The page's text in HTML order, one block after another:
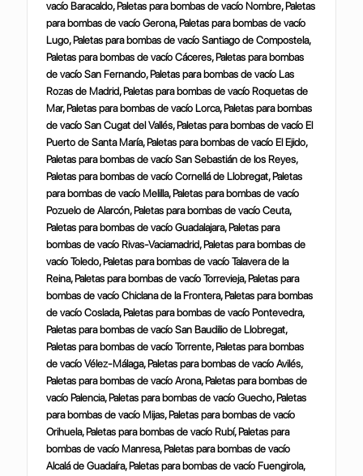
vacío Baracaldo, Paletas para bombas de vacío Nombre, Paletas
para bombas de vacío Gerona, Paletas para bombas de vacío
Lugo, Paletas para bombas de vacío Santiago de Compostela,
Paletas para bombas de vacío Cáceres, Paletas para bombas
de vacío San Fernando, Paletas para bombas de vacío Las
Rozas de Madrid, Paletas para bombas de vacío Roquetas de
Mar, Paletas para bombas de vacío Lorca, Paletas para bombas
de vacío San Cugat del Vallés, Paletas para bombas de vacío El
Puerto de Santa María, Paletas para bombas de vacío El Ejido,
Paletas para bombas de vacío San Sebastián de los Reyes,
Paletas para bombas de vacío Cornellá de Llobregat, Paletas
para bombas de vacío Melilla, Paletas para bombas de vacío
Pozuelo de Alarcón, Paletas para bombas de vacío Ceuta,
Paletas para bombas de vacío Guadalajara, Paletas para
bombas de vacío Rivas-Vaciamadrid, Paletas para bombas de
vacío Toledo, Paletas para bombas de vacío Talavera de la
Reina, Paletas para bombas de vacío Torrevieja, Paletas para
bombas de vacío Chiclana de la Frontera, Paletas para bombas
de vacío Coslada, Paletas para bombas de vacío Pontevedra,
Paletas para bombas de vacío San Baudilio de Llobregat,
Paletas para bombas de vacío Torrente, Paletas para bombas
de vacío Vélez-Málaga, Paletas para bombas de vacío Avilés,
Paletas para bombas de vacío Arona, Paletas para bombas de
vacío Palencia, Paletas para bombas de vacío Guecho, Paletas
para bombas de vacío Mijas, Paletas para bombas de vacío
Orihuela, Paletas para bombas de vacío Rubí, Paletas para
bombas de vacío Manresa, Paletas para bombas de vacío
Alcalá de Guadaíra, Paletas para bombas de vacío Fuengirola,